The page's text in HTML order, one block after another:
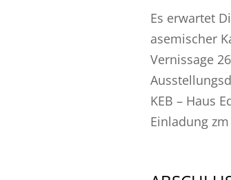
Es erwartet
asemischer
Vernissage
KEB – Haus
Einladung